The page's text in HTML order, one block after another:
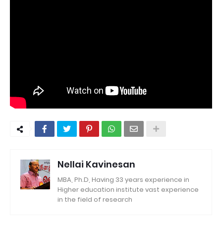
Nellai Kavinesan
MBA, Ph.D, Having 33 years experience in
Higher education institute vast experience
in the field of research